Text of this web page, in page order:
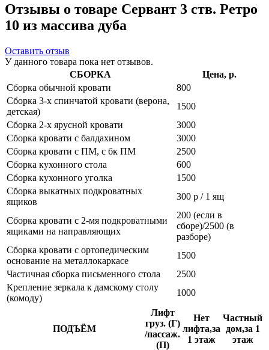
Отзывы о товаре Сервант 3 ств. Ретро
10 из массива дуба
Оставить отзыв
У данного товара пока нет отзывов.
СБОРКА
Цена, р.
Сборка обычной кровати
800
Сборка 3-х спинчатой кровати (верона,
детская)
1500
Сборка 2-х ярусной кровати
3000
Сборка кровати с балдахином
3000
Сборка кровати с ПМ, с бк ПМ
2500
Сборка кухонного стола
600
Сборка кухонного уголка
1500
Сборка выкатных подкроватных
ящиков
300 р / 1 ящ
Сборка кровати с 2-мя подкроватными
ящиками на направляющих
200 (если в
сборе)/2500 (в
разборе)
Сборка кровати с ортопедическим
основание на металлокаркасе
1500
Частичная сборка письменного стола
2500
Крепление зеркала к дамскому столу
(комоду)
1000
ПОДЪЁМ
Лифт
груз. (Г)
/пассаж.
(П)
Нет
лифта,за
1 этаж
Частный
дом,за 1
этаж